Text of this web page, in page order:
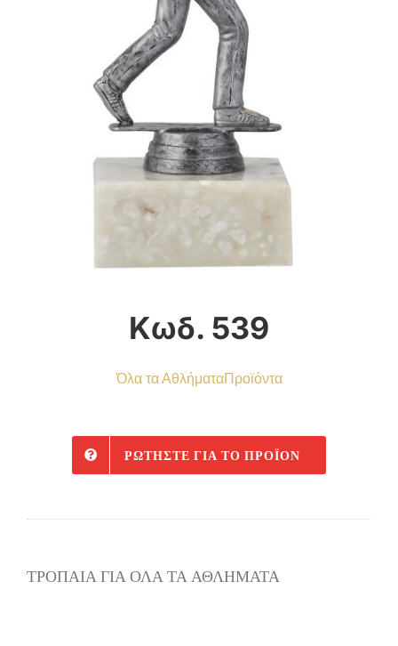
Κωδ. 539
Όλα τα ΑθλήματαΠροϊόντα
ΡΩΤΉΣΤΕ ΓΙΑ ΤΟ ΠΡΟΪΌΝ
ΤΡΟΠΑΙΑ ΓΙΑ ΟΛΑ ΤΑ ΑΘΛΗΜΑΤΑ